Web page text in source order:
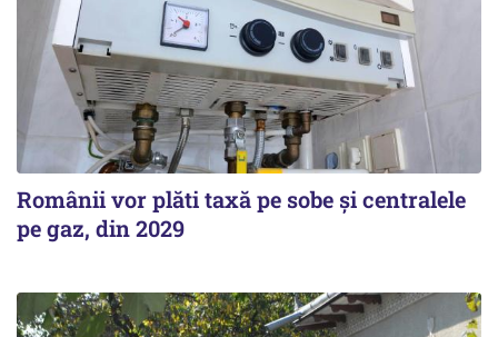
Românii vor plăti taxă pe sobe şi centralele
pe gaz, din 2029